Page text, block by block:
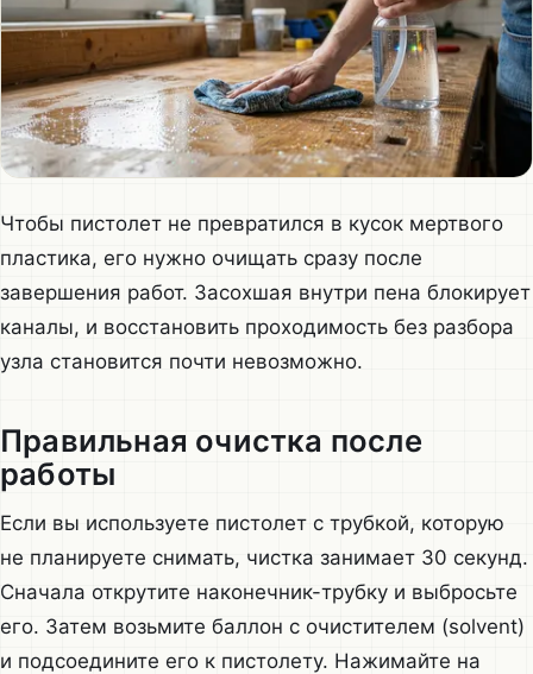
Чтобы пистолет не превратился в кусок мертвого
пластика, его нужно очищать сразу после
завершения работ. Засохшая внутри пена блокирует
каналы, и восстановить проходимость без разбора
узла становится почти невозможно.
Правильная очистка после
работы
Если вы используете пистолет с трубкой, которую
не планируете снимать, чистка занимает 30 секунд.
Сначала открутите наконечник-трубку и выбросьте
его. Затем возьмите баллон с очистителем (solvent)
и подсоедините его к пистолету. Нажимайте на